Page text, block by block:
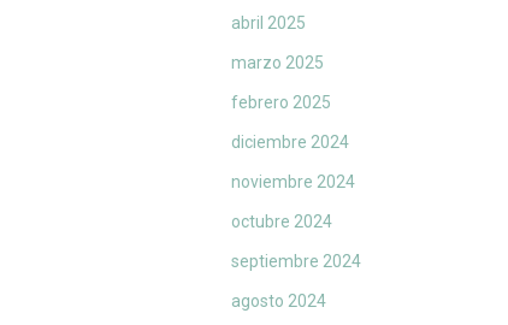
abril 2025
marzo 2025
febrero 2025
diciembre 2024
noviembre 2024
octubre 2024
septiembre 2024
agosto 2024